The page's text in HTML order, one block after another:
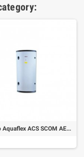
Depósito Aquaflex ACS SCOM AERO 150